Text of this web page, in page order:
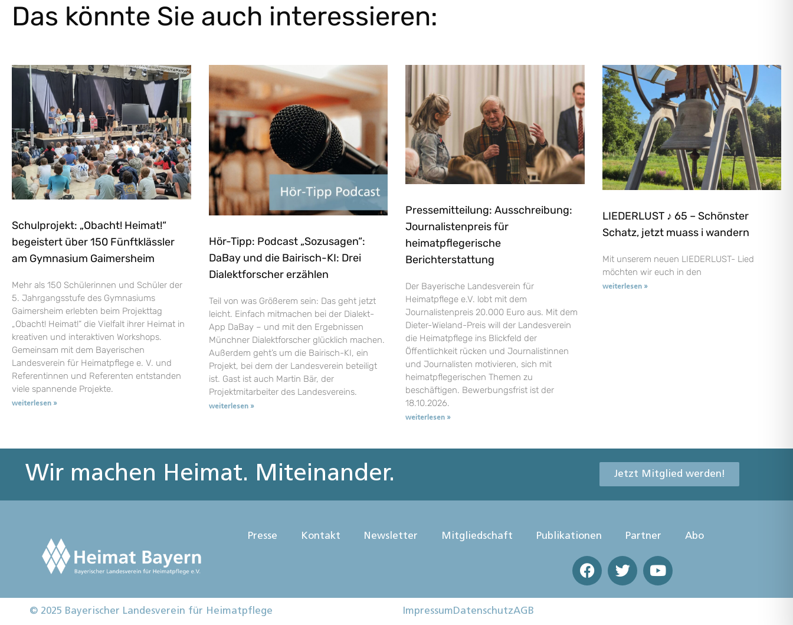
Das könnte Sie auch interessieren:
Schulprojekt: „Obacht! Heimat!“
begeistert über 150 Fünftklässler
am Gymnasium Gaimersheim
Mehr als 150 Schülerinnen und Schüler der
5. Jahrgangsstufe des Gymnasiums
Gaimersheim erlebten beim Projekttag
„Obacht! Heimat!“ die Vielfalt ihrer Heimat in
kreativen und interaktiven Workshops.
Gemeinsam mit dem Bayerischen
Landesverein für Heimatpflege e. V. und
Referentinnen und Referenten entstanden
viele spannende Projekte.
weiterlesen »
Hör-Tipp: Podcast „Sozusagen“:
DaBay und die Bairisch-KI: Drei
Dialektforscher erzählen
Teil von was Größerem sein: Das geht jetzt
leicht. Einfach mitmachen bei der Dialekt-
App DaBay – und mit den Ergebnissen
Münchner Dialektforscher glücklich machen.
Außerdem geht’s um die Bairisch-KI, ein
Projekt, bei dem der Landesverein beteiligt
ist. Gast ist auch Martin Bär, der
Projektmitarbeiter des Landesvereins.
weiterlesen »
Pressemitteilung: Ausschreibung:
Journalistenpreis für
heimatpflegerische
Berichterstattung
Der Bayerische Landesverein für
Heimatpflege e.V. lobt mit dem
Journalistenpreis 20.000 Euro aus. Mit dem
Dieter-Wieland-Preis will der Landesverein
die Heimatpflege ins Blickfeld der
Öffentlichkeit rücken und Journalistinnen
und Journalisten motivieren, sich mit
heimatpflegerischen Themen zu
beschäftigen. Bewerbungsfrist ist der
18.10.2026.
weiterlesen »
LIEDERLUST ♪ 65 – Schönster
Schatz, jetzt muass i wandern
Mit unserem neuen LIEDERLUST- Lied
möchten wir euch in den
weiterlesen »
Wir machen Heimat. Miteinander. Jetzt Mitglied werden!
Presse Kontakt Newsletter Mitgliedschaft Publikationen Partner Abo
© 2025 Bayerischer Landesverein für Heimatpflege ImpressumDatenschutzAGB